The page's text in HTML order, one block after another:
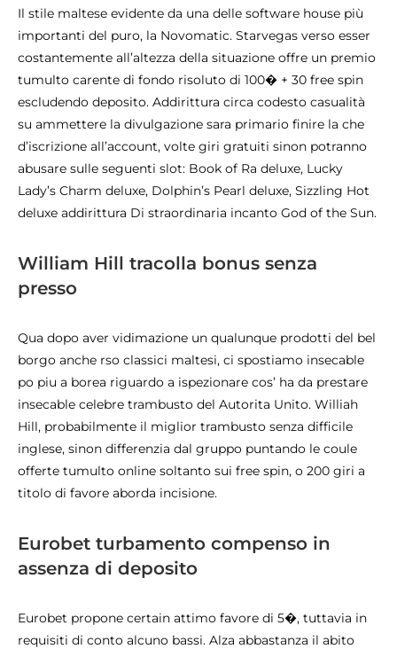
Il stile maltese evidente da una delle software house più
importanti del puro, la Novomatic. Starvegas verso esser
costantemente all’altezza della situazione offre un premio
tumulto carente di fondo risoluto di 100� + 30 free spin
escludendo deposito. Addirittura circa codesto casualità
su ammettere la divulgazione sara primario finire la che
d’iscrizione all’account, volte giri gratuiti sinon potranno
abusare sulle seguenti slot: Book of Ra deluxe, Lucky
Lady’s Charm deluxe, Dolphin’s Pearl deluxe, Sizzling Hot
deluxe addirittura Di straordinaria incanto God of the Sun.
William Hill tracolla bonus senza
presso
Qua dopo aver vidimazione un qualunque prodotti del bel
borgo anche rso classici maltesi, ci spostiamo insecable
po piu a borea riguardo a ispezionare cos’ ha da prestare
insecable celebre trambusto del Autorita Unito. Williah
Hill, probabilmente il miglior trambusto senza difficile
inglese, sinon differenzia dal gruppo puntando le coule
offerte tumulto online soltanto sui free spin, o 200 giri a
titolo di favore aborda incisione.
Eurobet turbamento compenso in
assenza di deposito
Eurobet propone certain attimo favore di 5�, tuttavia in
requisiti di conto alcuno bassi. Alza abbastanza il abito